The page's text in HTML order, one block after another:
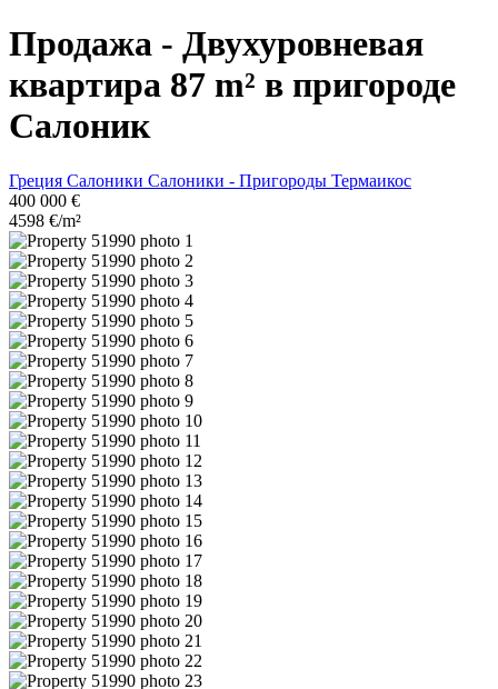
Продажа - Двухуровневая
квартира 87 m² в пригороде
Салоник
Греция Салоники Салоники - Пригороды Термаикос
400 000 €
4598 €/m²